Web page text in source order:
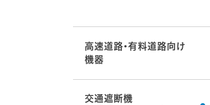
高速道路・有料道路向け
機器
交通遮断機